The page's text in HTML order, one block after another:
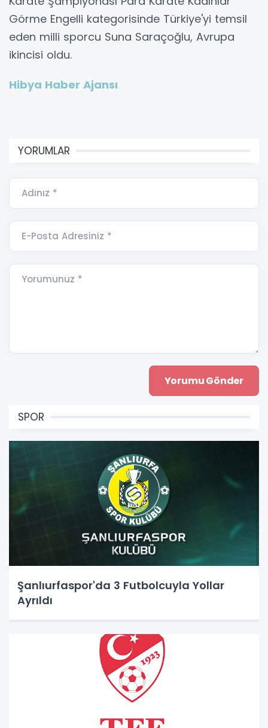
Görme Engelli kategorisinde Türkiye'yi temsil
eden milli sporcu Suna Saraçoğlu, Avrupa
ikincisi oldu.
Hibya Haber Ajansı
YORUMLAR
Adınız *
E-Posta Adresiniz *
Yorumunuz *
SPOR
Şanlıurfaspor'da 3 Futbolcuyla Yollar
Ayrıldı